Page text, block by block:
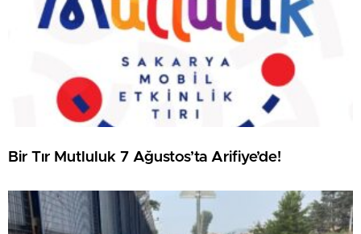
Bir Tır Mutluluk 7 Ağustos’ta Arifiye’de!